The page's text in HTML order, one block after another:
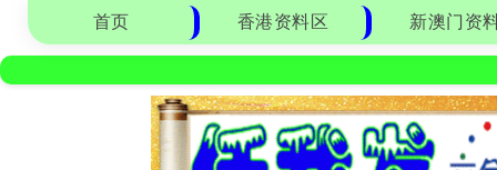
首页 香港资料区 新澳门资